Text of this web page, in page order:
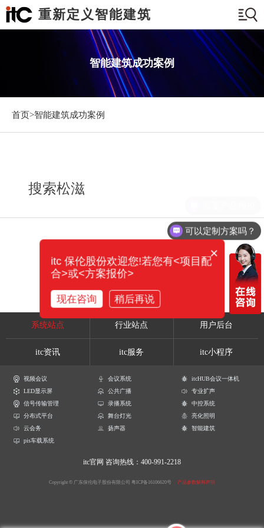
重新定义智能建筑
智能建筑成功案例
首页>智能建筑成功案例
搜索松滋
系统站点 行业站点 用户后台
itc资讯 itc服务 itc小程序
视频会议 会议系统
itcHUB会议一体机
LED显示屏
公共广播
专业扩声
信号传输管理
录播系统
中控系统
分布式平台
舞台灯光
亮化照明
云会务
扬声器
智能建筑
pis车载系统
itc官网 咨询热线：400-991-2218
Copyright © 广东保伦电子股份有限公司 粤ICP备16106620号 产品参数解释声明
可以定制方案吗？
×
itc 保伦股份欢迎您!若您有<项目配
合>或<方案报价>
现在咨询 稍后再说